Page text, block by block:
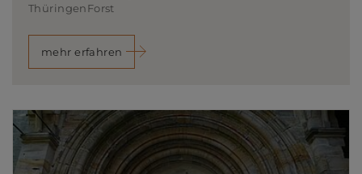
ThüringenForst
mehr erfahren